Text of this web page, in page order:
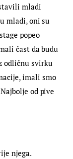
mladi
mladi, oni su
popeo
čast da budu
odličnu svirku
imali smo
od pive
njega.